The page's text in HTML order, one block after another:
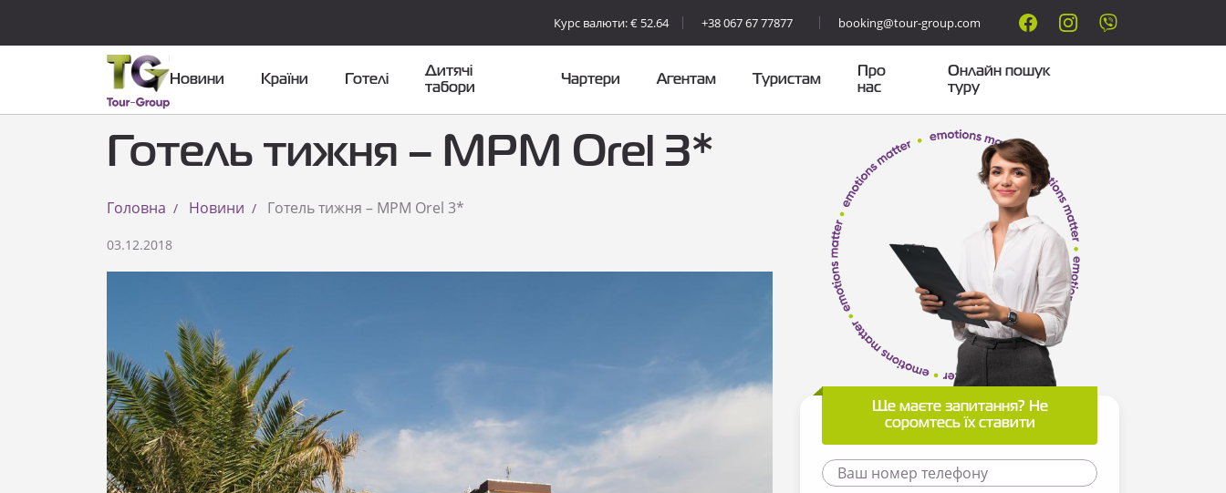
Курс валюти: € 52.64 +38 067 67 77877 booking@tour-group.com
Новини Країни Готелі
Дитячі
табори
Чартери Агентам Туристам
Про
нас
Онлайн пошук
туру
Готель тижня – MPM Orel 3*
Головна Новини Готель тижня – MPM Orel 3*
03.12.2018
Ще маєте запитання? Не
соромтесь їх ставити